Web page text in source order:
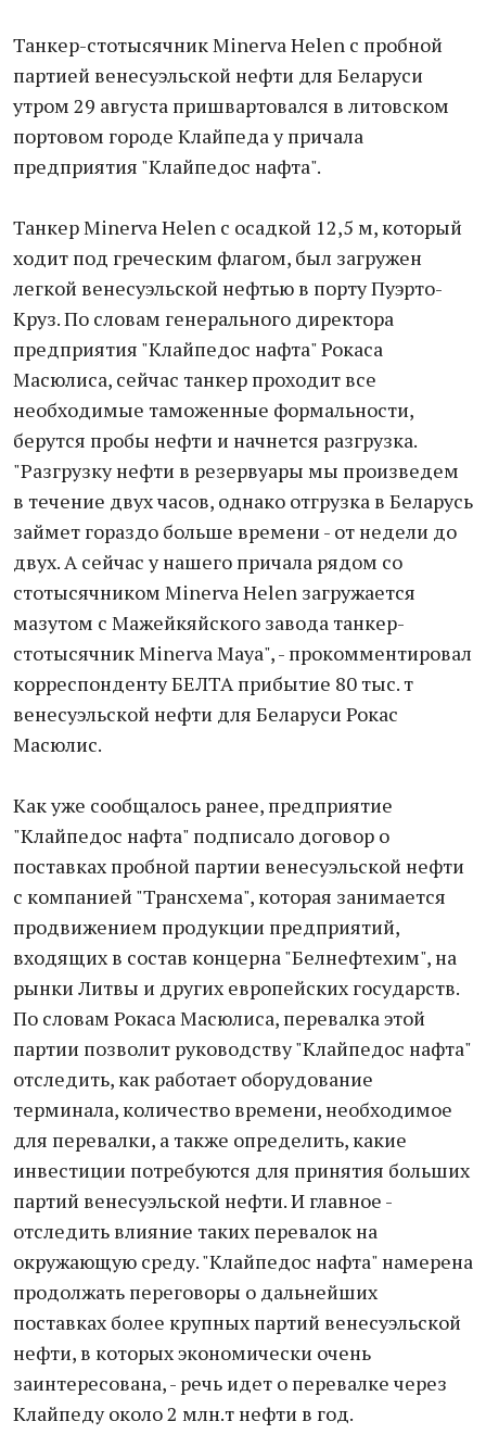
Танкер-стотысячник Minerva Helen с пробной
партией венесуэльской нефти для Беларуси
утром 29 августа пришвартовался в литовском
портовом городе Клайпеда у причала
предприятия "Клайпедос нафта".
Танкер Minerva Helen с осадкой 12,5 м, который
ходит под греческим флагом, был загружен
легкой венесуэльской нефтью в порту Пуэрто-
Круз. По словам генерального директора
предприятия "Клайпедос нафта" Рокаса
Масюлиса, сейчас танкер проходит все
необходимые таможенные формальности,
берутся пробы нефти и начнется разгрузка.
"Разгрузку нефти в резервуары мы произведем
в течение двух часов, однако отгрузка в Беларусь
займет гораздо больше времени - от недели до
двух. А сейчас у нашего причала рядом со
стотысячником Minerva Helen загружается
мазутом с Мажейкяйского завода танкер-
стотысячник Minerva Maya", - прокомментировал
корреспонденту БЕЛТА прибытие 80 тыс. т
венесуэльской нефти для Беларуси Рокас
Масюлис.
Как уже сообщалось ранее, предприятие
"Клайпедос нафта" подписало договор о
поставках пробной партии венесуэльской нефти
с компанией "Трансхема", которая занимается
продвижением продукции предприятий,
входящих в состав концерна "Белнефтехим", на
рынки Литвы и других европейских государств.
По словам Рокаса Масюлиса, перевалка этой
партии позволит руководству "Клайпедос нафта"
отследить, как работает оборудование
терминала, количество времени, необходимое
для перевалки, а также определить, какие
инвестиции потребуются для принятия больших
партий венесуэльской нефти. И главное -
отследить влияние таких перевалок на
окружающую среду. "Клайпедос нафта" намерена
продолжать переговоры о дальнейших
поставках более крупных партий венесуэльской
нефти, в которых экономически очень
заинтересована, - речь идет о перевалке через
Клайпеду около 2 млн.т нефти в год.